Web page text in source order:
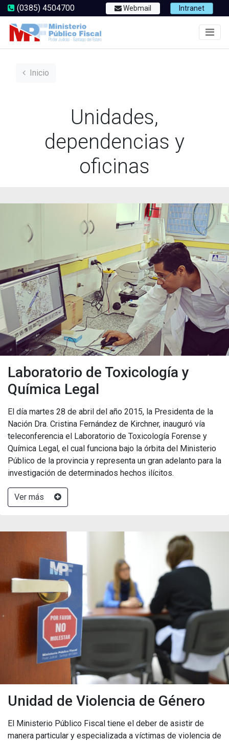
(0385) 4504700 Webmail Intranet
Inicio
Unidades,
dependencias y
oficinas
Laboratorio de Toxicología y
Química Legal
El día martes 28 de abril del año 2015, la Presidenta de la
Nación Dra. Cristina Fernández de Kirchner, inauguró vía
teleconferencia el Laboratorio de Toxicología Forense y
Química Legal, el cual funciona bajo la órbita del Ministerio
Público de la provincia y representa un gran adelanto para la
investigación de determinados hechos ilícitos.
Ver más
Unidad de Violencia de Género
El Ministerio Público Fiscal tiene el deber de asistir de
manera particular y especializada a víctimas de violencia de